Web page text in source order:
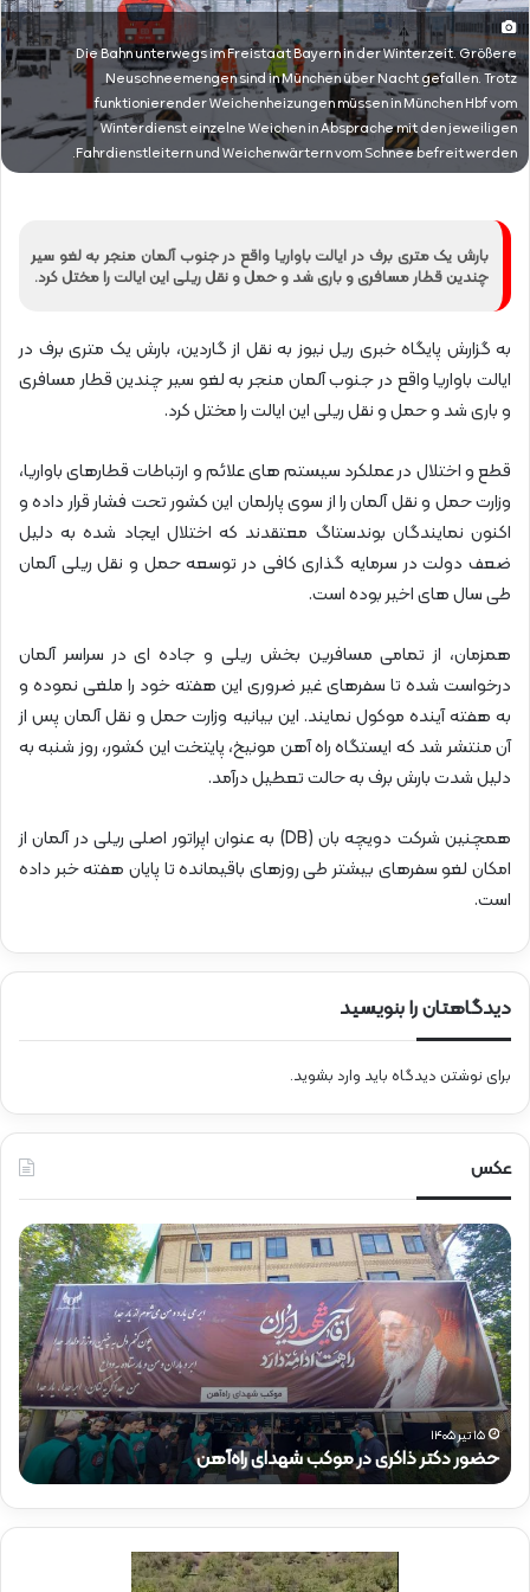
Die Bahn unterwegs im Freistaat Bayern in der Winterzeit. Größere
Neuschneemengen sind in München über Nacht gefallen. Trotz
funktionierender Weichenheizungen müssen in München Hbf vom
Winterdienst einzelne Weichen in Absprache mit den jeweiligen
Fahrdienstleitern und Weichenwärtern vom Schnee befreit werden.
بارش یک متری برف در ایالت باواریا واقع در جنوب آلمان منجر به لغو سیر
چندین قطار مسافری و باری شد و حمل و نقل ریلی این ایالت را مختل کرد.
به گزارش پایگاه خبری ریل نیوز به نقل از گاردین، بارش یک متری برف در
ایالت باواریا واقع در جنوب آلمان منجر به لغو سیر چندین قطار مسافری
و باری شد و حمل و نقل ریلی این ایالت را مختل کرد.
قطع و اختلال در عملکرد سیستم های علائم و ارتباطات قطارهای باواریا،
وزارت حمل و نقل آلمان را از سوی پارلمان این کشور تحت فشار قرار داده و
اکنون نمایندگان بوندستاگ معتقدند که اختلال ایجاد شده به دلیل
ضعف دولت در سرمایه گذاری کافی در توسعه حمل و نقل ریلی آلمان
طی سال های اخیر بوده است.
همزمان، از تمامی مسافرین بخش ریلی و جاده ای در سراسر آلمان
درخواست شده تا سفرهای غیر ضروری این هفته خود را ملغی نموده و
به هفته آینده موکول نمایند. این بیانیه وزارت حمل و نقل آلمان پس از
آن منتشر شد که ایستگاه راه آهن مونیخ، پایتخت این کشور، روز شنبه به
دلیل شدت بارش برف به حالت تعطیل درآمد.
همچنین شرکت دویچه بان (DB) به عنوان اپراتور اصلی ریلی در آلمان از
امکان لغو سفرهای بیشتر طی روزهای باقیمانده تا پایان هفته خبر داده
است.
دیدگاهتان را بنویسید
برای نوشتن دیدگاه باید وارد بشوید.
عکس
ح
ض
و
ر
د
ک
ت
ر
ذ
ک
ر
ی
۱۵ تیر ۱۴۰۵
حضور دکتر ذاکری در موکب شهدای راه‌آهن
م
م